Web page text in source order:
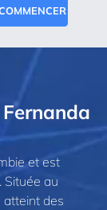
et est
. Située au
atteint des